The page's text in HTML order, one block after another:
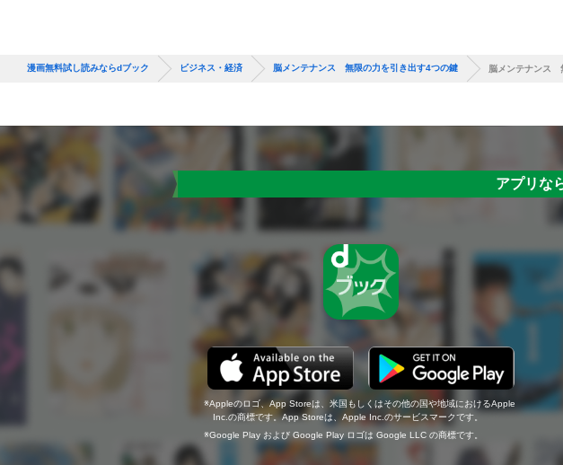
漫画無料試し読みならdブック ビジネス・経済 脳メンテナンス 無限の力を引き出す4つの鍵 脳メンテナンス
アプリな
Appleのロゴ、App Storeは、米国もしくはその他の国や地域におけるApple
Inc.の商標です。App Storeは、Apple Inc.のサービスマークです。
Google Play および Google Play ロゴは Google LLC の商標です。